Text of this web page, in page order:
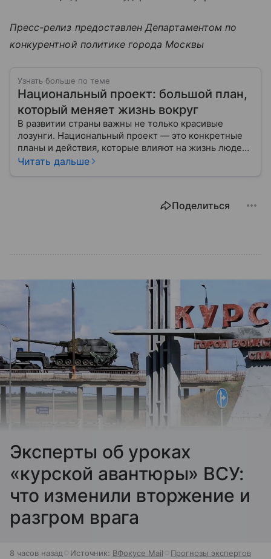
Пресс-релиз предоставлен Департаментом по
конкурентной политике города Москвы
Узнать больше по теме
Национальный проект: большой план,
который меняет жизнь вокруг
В развитии страны важны не только красивые
лозунги. Национальный проект — это конкретные
планы и действия, которые влияют на жизнь людей
уже сегодня.
Читать дальше
Поделиться
Эксперты об уроках
«курской авантюры» ВСУ:
что изменили вторжение и
разгром врага
8 часов назад Источник: ВФокусе Mail Прогнозы экспертов